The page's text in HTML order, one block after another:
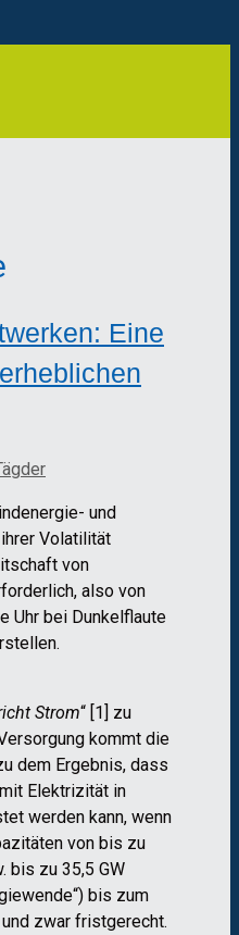
Eine
und
Volatilität
von
also von
Uhr bei Dunkelflaute
Strom“ [1] zu
kommt die
dem Ergebnis, dass
Elektrizität in
werden kann, wenn
von bis zu
bis zu 35,5 GW
bis zum
zwar fristgerecht.